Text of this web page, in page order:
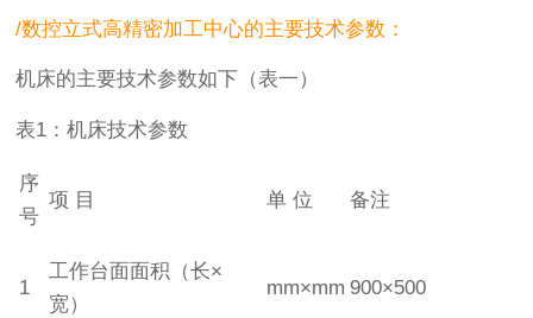
/数控立式高精密加工中心的主要技术参数：
机床的主要技术参数如下（表一）
表1：机床技术参数
序
号
项 目 单 位 备注
1
工作台面面积（长×
宽）
mm×mm 900×500